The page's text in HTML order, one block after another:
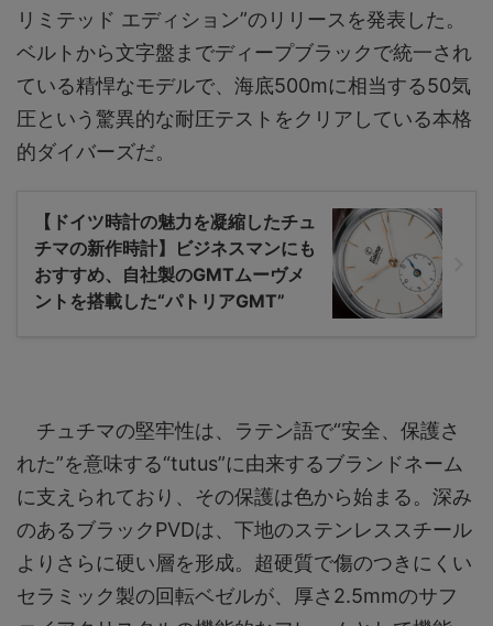
リミテッド エディション”のリリースを発表した。
ベルトから文字盤までディープブラックで統一され
ている精悍なモデルで、海底500mに相当する50気
圧という驚異的な耐圧テストをクリアしている本格
的ダイバーズだ。
【ドイツ時計の魅力を凝縮したチュ
チマの新作時計】ビジネスマンにも
おすすめ、自社製のGMTムーヴメ
ントを搭載した“パトリアGMT”
チュチマの堅牢性は、ラテン語で“安全、保護さ
れた”を意味する“tutus”に由来するブランドネーム
に支えられており、その保護は色から始まる。深み
のあるブラックPVDは、下地のステンレススチール
よりさらに硬い層を形成。超硬質で傷のつきにくい
セラミック製の回転ベゼルが、厚さ2.5mmのサフ